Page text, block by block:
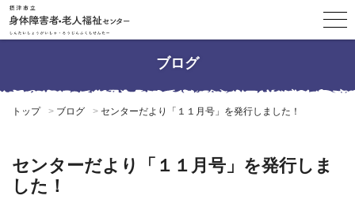
ブログ
トップ ブログ センターだより「１１月号」を発行しました！
センターだより「１１月号」を発行しま
した！